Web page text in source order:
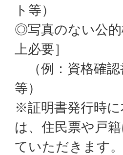
ト等）
◎写真のない公
上必要］
（例：資格確認
等）
※証明書発行時
は、住民票や戸
ていただきます。